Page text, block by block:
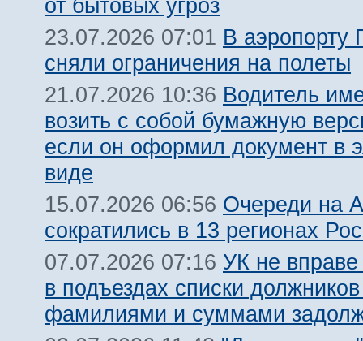
от бытовых угроз
23.07.2026 07:01 В аэропорту
сняли ограничения на полеты
21.07.2026 10:36 Водитель
возить с собой бумажную
если он оформил документ в
виде
15.07.2026 06:56 Очереди на
сократились в 13 регионах
07.07.2026 07:16 УК не
в подъездах списки
фамилиями и суммами